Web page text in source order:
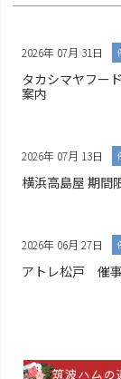
2026年 07月 31日
タカシマヤフー
案内
2026年 07月 13日
横浜高島屋 期間
2026年 06月 27日
アトレ松戸 催